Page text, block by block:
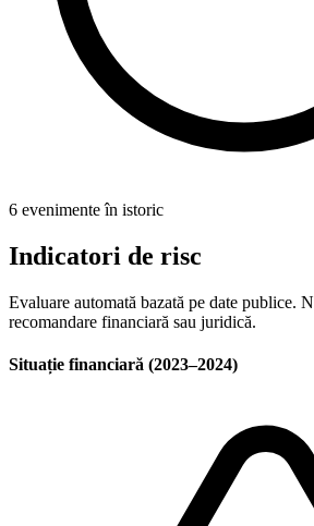
6 evenimente în istoric
Indicatori de risc
Evaluare automată bazată pe date publice.
recomandare financiară sau juridică.
Situație financiară (2023–2024)